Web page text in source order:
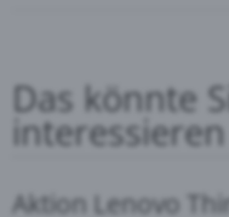
Das könnte
interessieren
Aktion Lenovo